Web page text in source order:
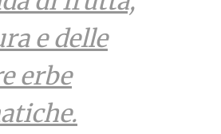
e delle
erbe